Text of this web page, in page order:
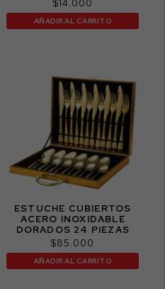
$14.000
AÑADIR AL CARRITO
ESTUCHE CUBIERTOS
ACERO INOXIDABLE
DORADOS 24 PIEZAS
$85.000
AÑADIR AL CARRITO